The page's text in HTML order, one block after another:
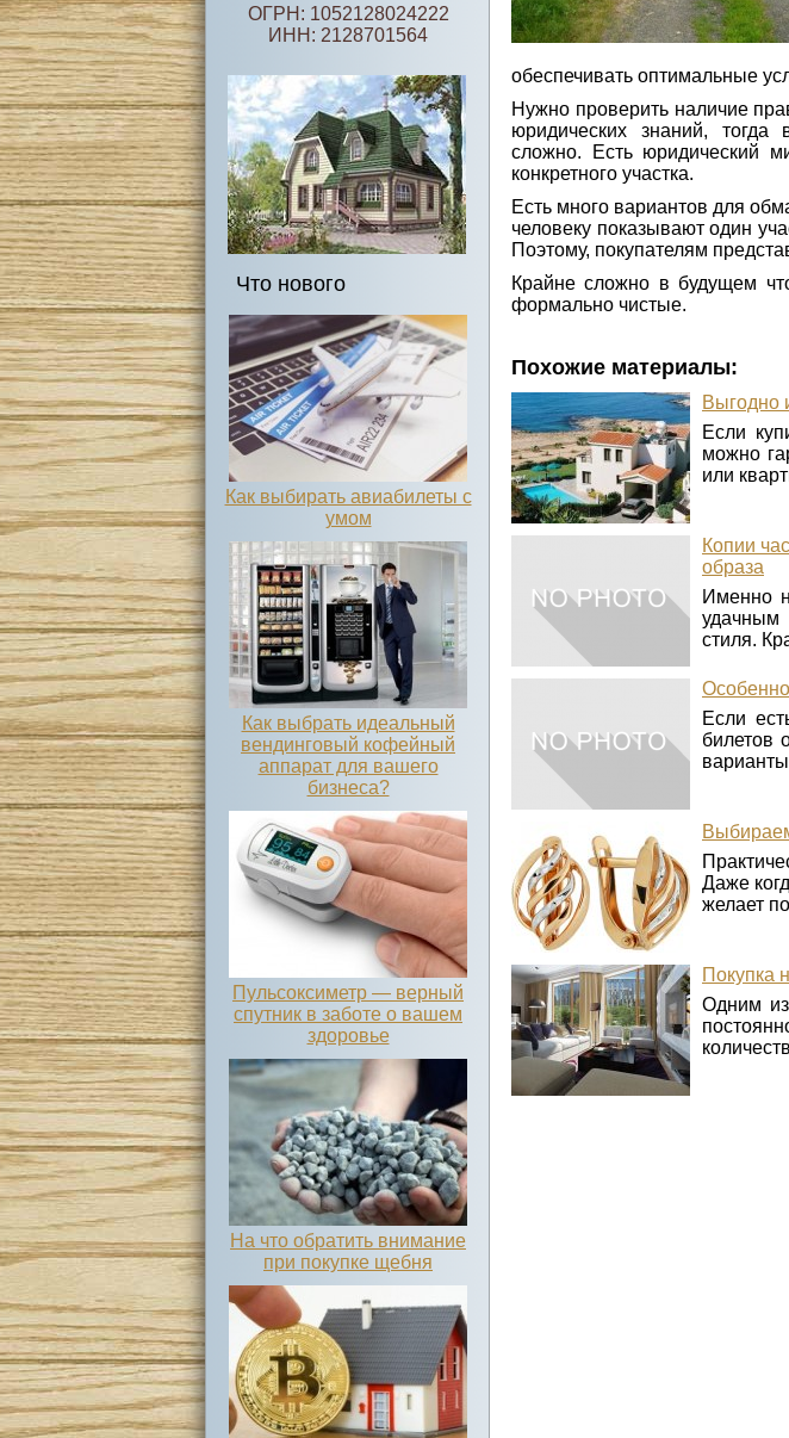
ОГРН: 1052128024222
ИНН: 2128701564
Что нового
Как выбирать авиабилеты с
умом
Как выбрать идеальный
вендинговый кофейный
аппарат для вашего
бизнеса?
Пульсоксиметр — верный
спутник в заботе о вашем
здоровье
На что обратить внимание
при покупке щебня
обеспечивать оптимальные
Нужно проверить наличие
юридических знаний, тогда
сложно. Есть юридический
конкретного участка.
Есть много вариантов для
человеку показывают один
Поэтому, покупателям
Крайне сложно в будущем
формально чистые.
Похожие материалы:
Выгодно
Если
можно
или
Копии
образа
Именно
удачным
стиля.
Если
билетов
Даже
желает
Покупка
Одним из